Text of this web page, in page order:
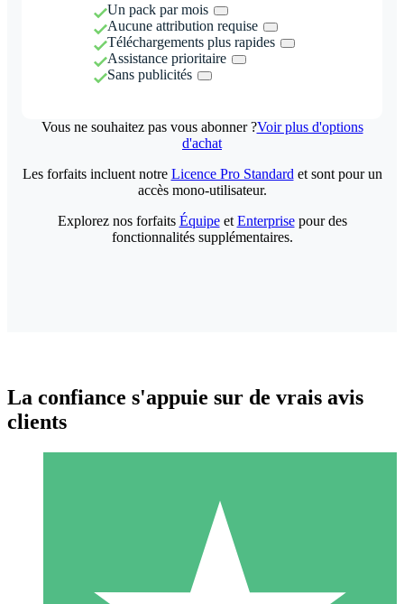
Un pack par mois
Aucune attribution requise
Téléchargements plus rapides
Assistance prioritaire
Sans publicités
Vous ne souhaitez pas vous abonner ?Voir plus d'options
d'achat
Packs de Crédits Individuels
Payez à l'utilisation avec des crédits de téléchargement. Sans
Les forfaits incluent notre Licence Pro Standard et sont pour un
accès mono-utilisateur.
Explorez nos forfaits Équipeet Enterprisepour des
fonctionnalités supplémentaires.
La confiance s'appuie sur de vrais avis
clients